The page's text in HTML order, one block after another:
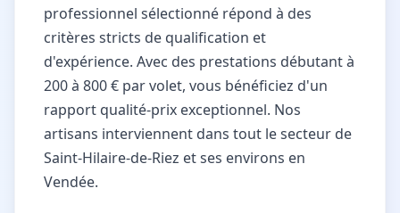
professionnel sélectionné répond à des
critères stricts de qualification et
d'expérience. Avec des prestations débutant à
200 à 800 € par volet, vous bénéficiez d'un
rapport qualité-prix exceptionnel. Nos
artisans interviennent dans tout le secteur de
Saint-Hilaire-de-Riez et ses environs en
Vendée.